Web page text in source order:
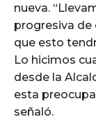
nueva.
progresiva de
que esto
Lo hicimos
desde la
esta
señaló.